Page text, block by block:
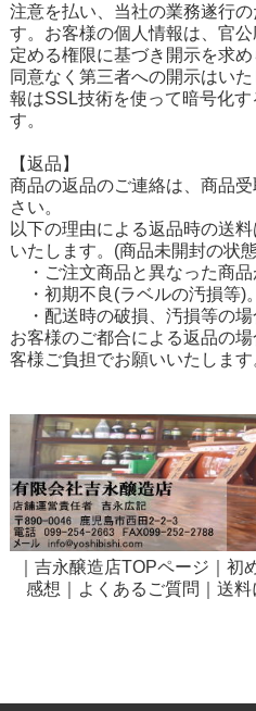
注意を払い、当社の業務遂行
す。お客様の個人情報は、官
定める権限に基づき開示を求
同意なく第三者への開示はい
報はSSL技術を使って暗号化
す。
【返品】
商品の返品のご連絡は、商品
さい。
以下の理由による返品時の送
いたします。(商品未開封の状
・ご注文商品と異なった商品
・初期不良(ラベルの汚損等)
・配送時の破損、汚損等の場
お客様のご都合による返品の
客様ご負担でお願いいたします
吉永醸造店TOPページ 初
感想
よくあるご質問 送料